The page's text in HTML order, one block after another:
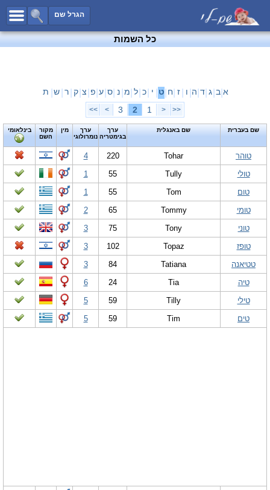
הגרל שם
כל השמות
שמות לבנים
שמות משותפים
שמות נדירים
קטגוריות
מפורסמיםחדש!
נומרולוגיה
הוסף שם
צור קשר
פייסבוק
כל השמות
א ב ג ד ה ו ז ח ט י כ ל מ נ ס ע פ צ ק ר ש ת
<<
<
1
2
3
>
>>
שם בעברית שם באנגלית
ערך
בגימטריה
ערך
נומרולוגי
מין
מקור
השם
בינלאומי
טוהר Tohar
220
4
טולי
Tully
55
1
טום
Tom
55
1
טומי
Tommy
65
2
טוני
Tony
75
3
טופז
Topaz
102
3
טטיאנה
Tatiana
84
3
טיה
Tia
24
6
טילי
Tilly
59
5
טים
Tim
59
5